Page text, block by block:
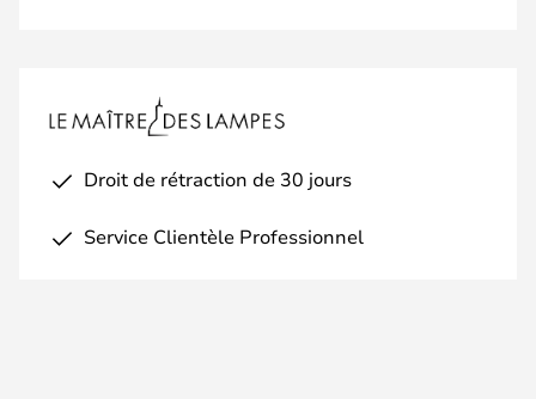
Droit de rétraction de 30 jours
Service Clientèle Professionnel